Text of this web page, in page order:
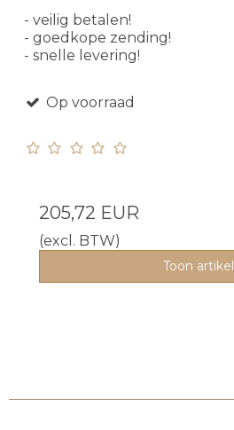
- veilig betalen!
- goedkope zending!
- snelle levering!
Op voorraad
205,72 EUR
(excl. BTW)
Toon artikel